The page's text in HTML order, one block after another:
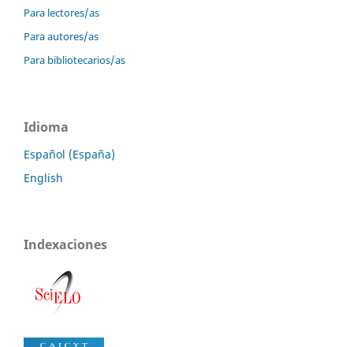
Para lectores/as
Para autores/as
Para bibliotecarios/as
Idioma
Español (España)
English
Indexaciones